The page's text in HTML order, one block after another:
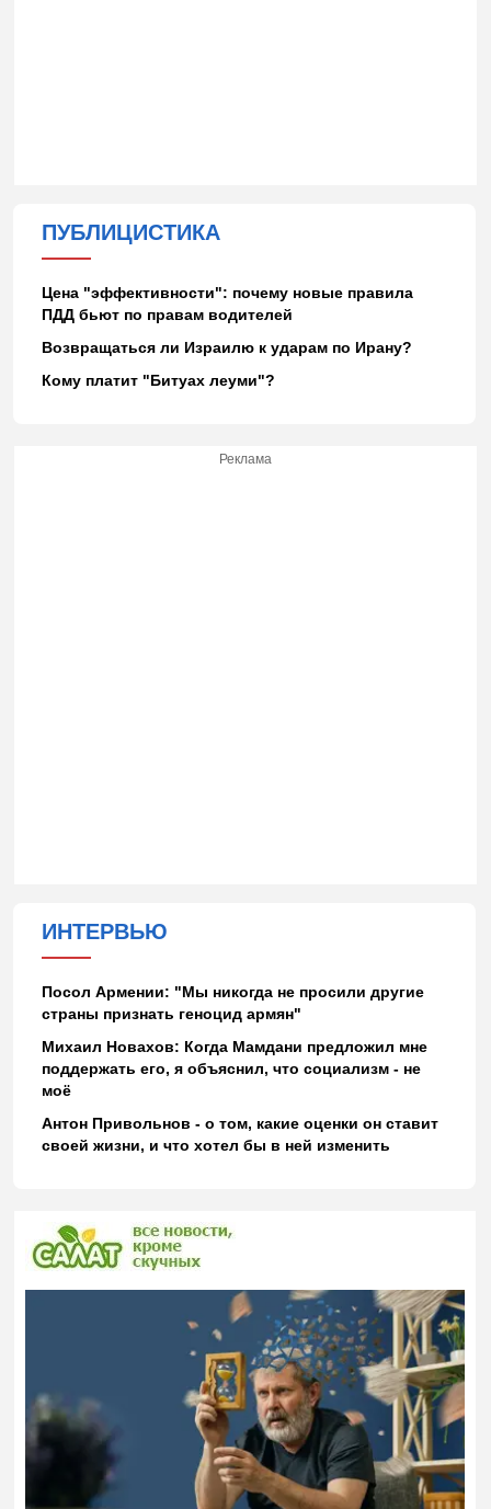
ПУБЛИЦИСТИКА
Цена "эффективности": почему новые правила
ПДД бьют по правам водителей
Возвращаться ли Израилю к ударам по Ирану?
Кому платит "Битуах леуми"?
Реклама
ИНТЕРВЬЮ
Посол Армении: "Мы никогда не просили другие
страны признать геноцид армян"
Михаил Новахов: Когда Мамдани предложил мне
поддержать его, я объяснил, что социализм - не
моё
Антон Привольнов - о том, какие оценки он ставит
своей жизни, и что хотел бы в ней изменить